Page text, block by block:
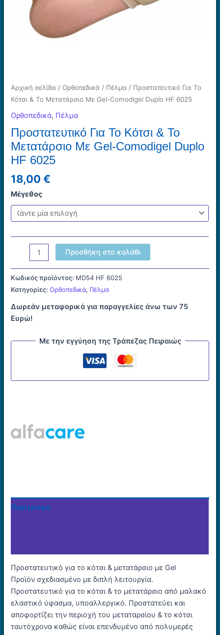
Αρχική σελίδα / Ορθοπεδικά / Πέλμα / Προστατευτικό Για Το
Κότσι & Το Μετατάρσιο Με Gel-Comodigel Duplo HF 6025
Ορθοπεδικά, Πέλμα
Προστατευτικό Για Το Κότσι & Το
Μετατάρσιο Με Gel-Comodigel Duplo
HF 6025
18,00€
Μέγεθος
Προστατευτικό
Το
Μετατάρσιο
Gel-
HF
Προσθήκη στο καλάθι
Κωδικός προϊόντος: MD54 HF 6025
Κατηγορίες:Ορθοπεδικά, Πέλμα
Δωρεάν μεταφορικά για παραγγελίες άνω των 75
Ευρώ!
Με την εγγύηση της Τράπεζας Πειραιώς
Περιγραφή
Προστατευτικό για το κότσι & μετατάρσιο με Gel
Προϊόν σχεδιασμένο με διπλή λειτουργία.
Προστατευτικό για το κότσι & το μετατάρσιο από μαλακό
ελαστικό ύφασμα, υποαλλεργικό. Προστατεύει και
αποφορτίζει την περιοχή του μεταταρσίου & το κότσι
ταυτόχρονα καθώς είναι επενδυμένο από πολυμερές